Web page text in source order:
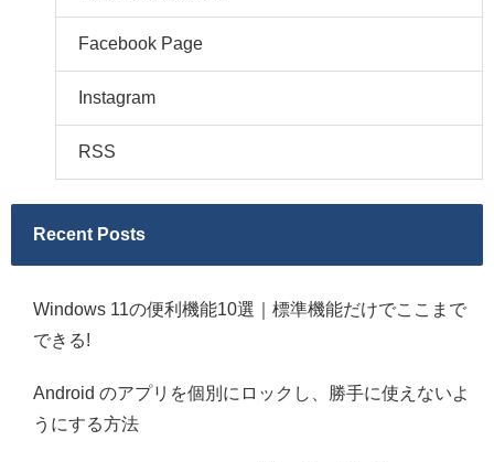
Facebook Page
Instagram
RSS
Recent Posts
Windows 11の便利機能10選｜標準機能だけでここまで
できる!
Android のアプリを個別にロックし、勝手に使えないよ
うにする方法